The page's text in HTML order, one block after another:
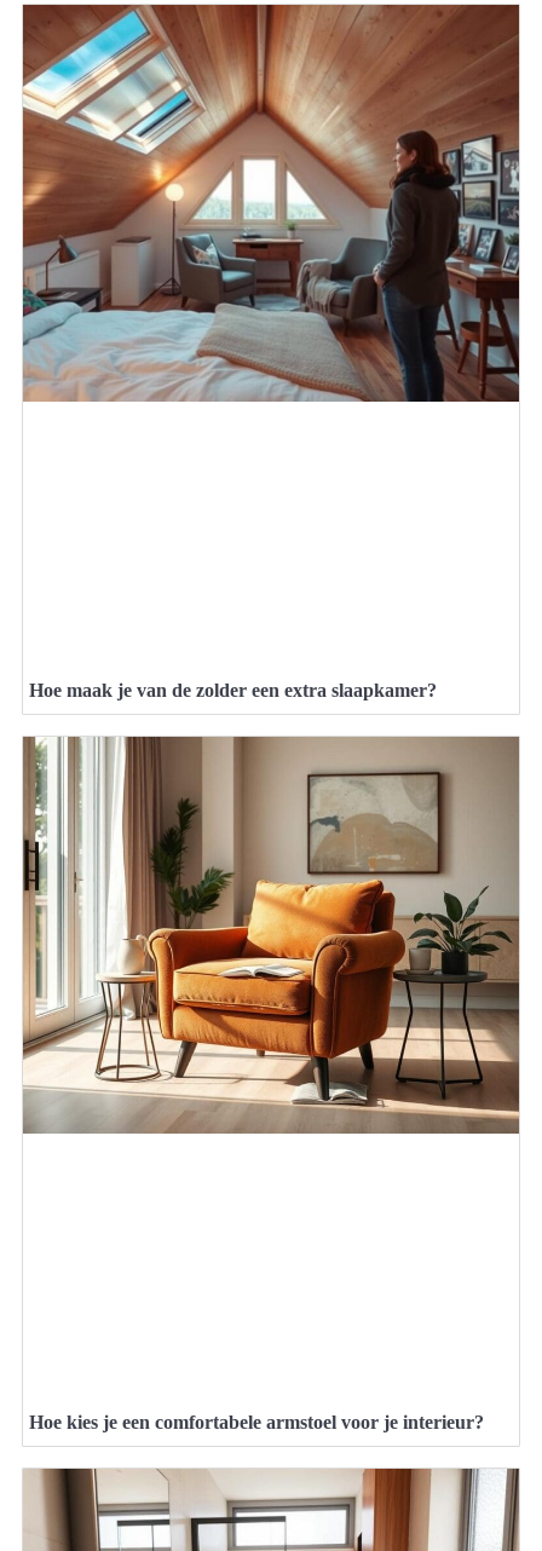
Hoe maak je van de zolder een extra slaapkamer?
Hoe kies je een comfortabele armstoel voor je interieur?